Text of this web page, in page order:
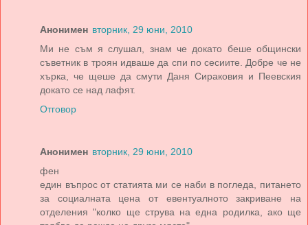
Анонимен вторник, 29 юни, 2010
Ми не съм я слушал, знам че докато беше общински
съветник в троян идваше да спи по сесиите. Добре че не
хърка, че щеше да смути Даня Сираковия и Пеевския
докато се над лафят.
Отговор
Анонимен вторник, 29 юни, 2010
фен
един въпрос от статията ми се наби в погледа, питането
за социалната цена от евентуалното закриване на
отделения "колко ще струва на една родилка, ако ще